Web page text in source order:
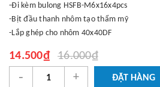
-Đi kèm bulong HSFB-M6x16x4pcs
-Bịt đầu thanh nhôm tạo thẩm mỹ
-Lắp ghép cho nhôm 40x40DF
14.500₫ 16.000₫
- + ĐẶT HÀNG